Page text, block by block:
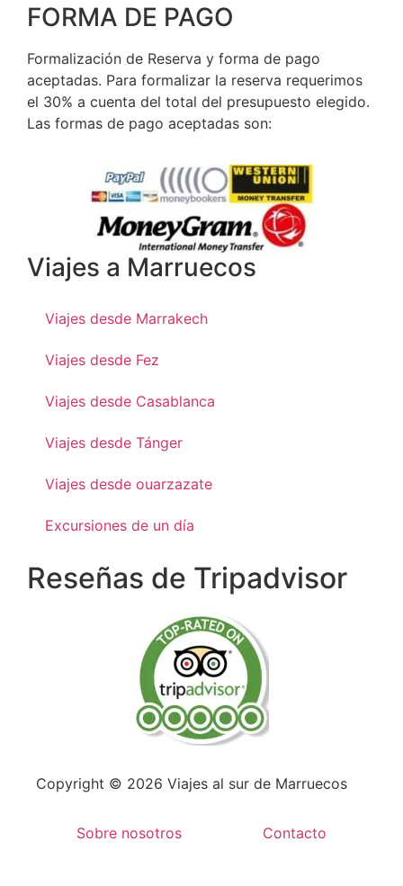
FORMA DE PAGO
Formalización de Reserva y forma de pago
aceptadas. Para formalizar la reserva requerimos
el 30% a cuenta del total del presupuesto elegido.
Las formas de pago aceptadas son:
Viajes a Marruecos
Viajes desde Marrakech
Viajes desde Fez
Viajes desde Casablanca
Viajes desde Tánger
Viajes desde ouarzazate
Excursiones de un día
Reseñas de Tripadvisor
Copyright © 2026 Viajes al sur de Marruecos
Sobre nosotros Contacto